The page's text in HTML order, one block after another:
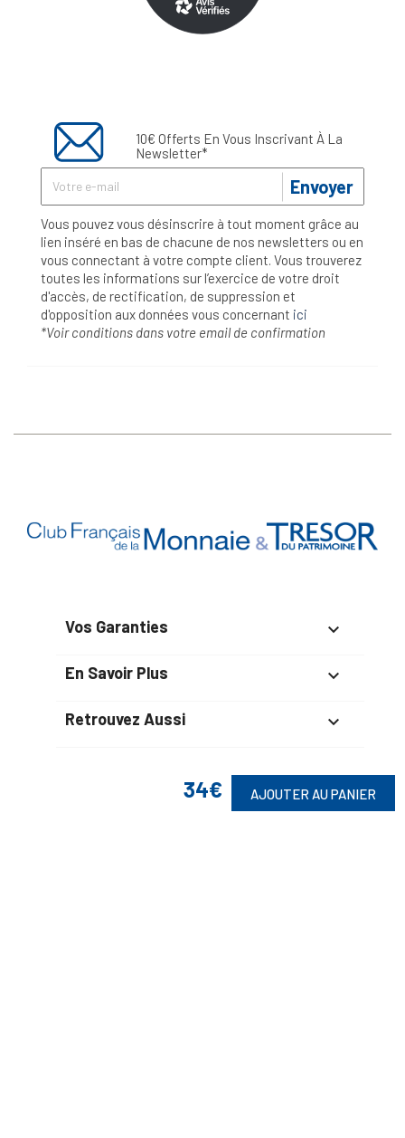
34€ AJOUTER AU PANIER
10€ Offerts En Vous Inscrivant À La
Newsletter*
Envoyer
Vous pouvez vous désinscrire à tout moment grâce au
lien inséré en bas de chacune de nos newsletters ou en
vous connectant à votre compte client. Vous trouverez
toutes les informations sur l’exercice de votre droit
d'accès, de rectification, de suppression et
d'opposition aux données vous concernant ici
*Voir conditions dans votre email de confirmation
Vos Garanties 
En Savoir Plus 
Retrouvez Aussi 
Suivez-Nous